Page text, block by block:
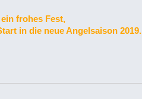
frohes Fest,
in die neue Angelsaison 2019.